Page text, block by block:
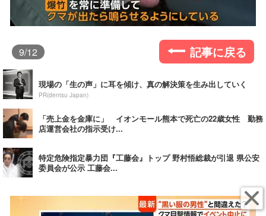
9/12 記事に戻る
現場の「生の声」に耳を傾け、真の解決策を生み出していく
PR(dentsu Japan)
「売上金を金庫に」 イオンモール熊本で死亡の22歳女性 勤務
店運営会社の指示受け...
特定危険指定暴力団『工藤会』トップ 野村悟総裁が引退 県公安
委員会が公示 工藤会...